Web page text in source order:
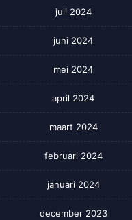
juli 2024
juni 2024
mei 2024
april 2024
maart 2024
februari 2024
januari 2024
december 2023